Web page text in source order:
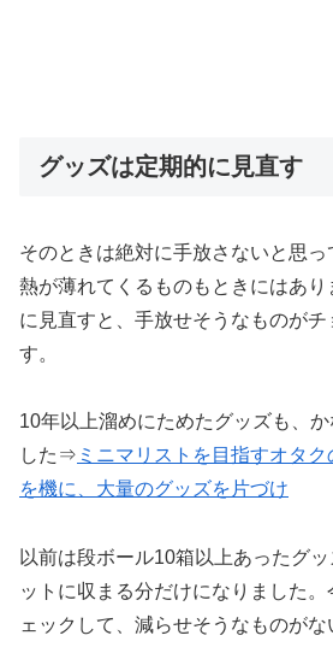
グッズは定期的に見直す
そのときは絶対に手放さないと思
熱が薄れてくるものもときにはあ
に見直すと、手放せそうなものがチ
す。
10年以上溜めにためたグッズも、
した⇒ ミニマリストを目指すオタ
を機に、大量のグッズを片づけ
以前は段ボール10箱以上あったグ
ットに収まる分だけになりました
ェックして、減らせそうなものがな